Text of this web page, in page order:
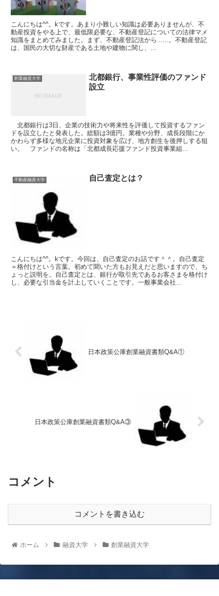
こんにちは^^。kです。あまり小難しい知識は必要ありませんが、不
動産投資をやる上で、最低限必要な、不動産登記についての法律マメ
知識をまとめてみました。まず、不動産登記法から......。不動産登記
は、国民の大切な財産である土地や建物に関し、...
創業融資大学
北都銀行、事業性評価のファンド
設立
北都銀行は3日、企業の技術力や将来性を評価して投資するファン
ドを設立したと発表した。総額は3億円。業種や分野、成長段階にか
かわらず多様な地元企業に投資対象を広げ、地方創生を後押しする狙
い。 ファンドの名称は「北都成長応援ファンド投資事業組...
不動産融資大学 自己査定とは？
こんにちは^^。kです。今回は、自己査定のお話です＾＾。自己査定
＝格付けという言葉。初めて聞いた方もお見えだと思いますので、ち
ょっと説明を。自己査定とは、銀行が取引先であるお客さまを格付け
し、必要な引当金を計上していくことです。一般事業会社...
日本政策公庫創業融資書類Q&A①
日本政策公庫創業融資書類Q&A③
コメント
コメントを書き込む
ホーム 融資大学 創業融資大学